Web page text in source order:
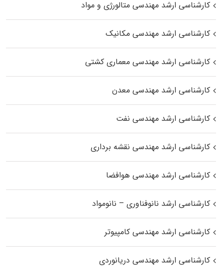
کارشناسی ارشد مهندسی متالورژی و مواد
کارشناسی ارشد مهندسی مکانیک
کارشناسی ارشد مهندسی معماری کشتی
کارشناسی ارشد مهندسی معدن
کارشناسی ارشد مهندسی نفت
کارشناسی ارشد مهندسی نقشه برداری
کارشناسی ارشد مهندسی هوافضا
کارشناسی ارشد نانوفناوری – نانومواد
کارشناسی ارشد مهندسی کامپیوتر
کارشناسی ارشد مهندسی دریانوردی